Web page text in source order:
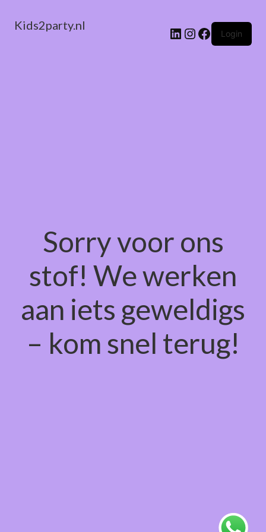
Kids2party.nl LinkedIn
Instagram
Facebook
Login
Sorry voor ons
stof! We werken
aan iets geweldigs
– kom snel terug!